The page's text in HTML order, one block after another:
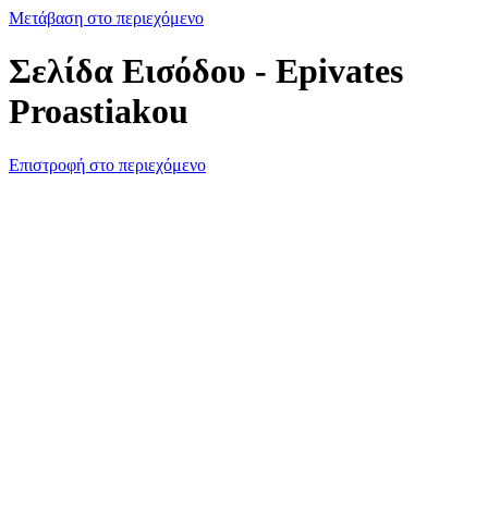
Μετάβαση στο περιεχόμενο
Σελίδα Εισόδου - Epivates
Proastiakou
Επιστροφή στο περιεχόμενο